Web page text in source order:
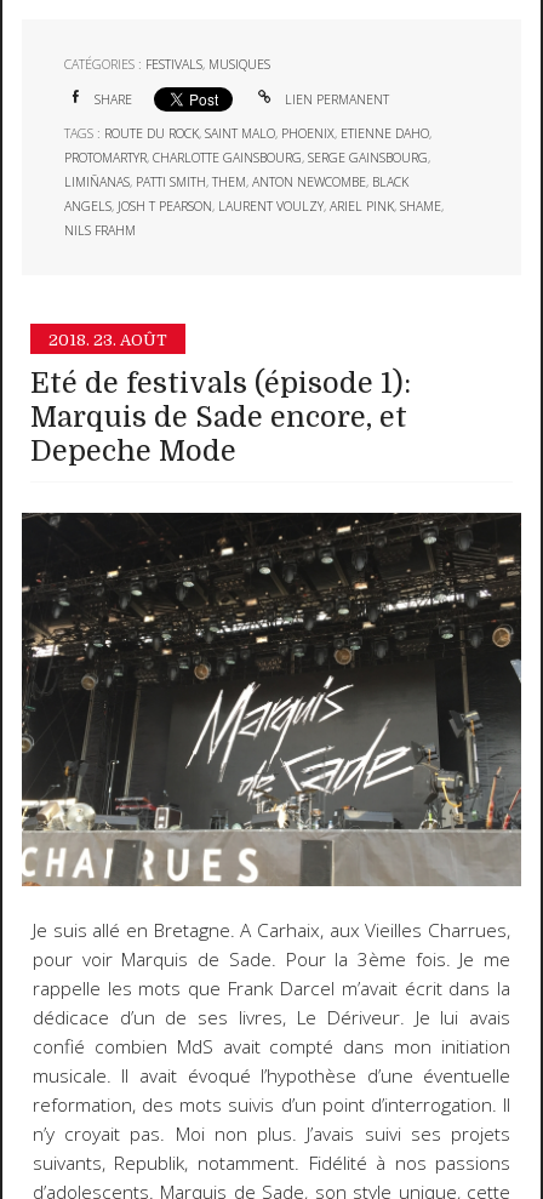
CATÉGORIES : FESTIVALS, MUSIQUES
SHARE LIEN PERMANENT
TAGS : ROUTE DU ROCK,SAINT MALO, PHOENIX, ETIENNE DAHO,
PROTOMARTYR,CHARLOTTE GAINSBOURG,SERGE GAINSBOURG,
LIMIÑANAS, PATTI SMITH,THEM,ANTON NEWCOMBE, BLACK
ANGELS, JOSH T PEARSON, LAURENT VOULZY,ARIEL PINK,SHAME,
NILS FRAHM
2018. 23. AOÛT
Eté de festivals (épisode 1):
Marquis de Sade encore, et
Depeche Mode
Je suis allé en Bretagne. A Carhaix, aux Vieilles Charrues,
pour voir Marquis de Sade. Pour la 3ème fois. Je me
rappelle les mots que Frank Darcel m’avait écrit dans la
dédicace d’un de ses livres, Le Dériveur. Je lui avais
confié combien MdS avait compté dans mon initiation
musicale. Il avait évoqué l’hypothèse d’une éventuelle
reformation, des mots suivis d’un point d’interrogation. Il
n’y croyait pas. Moi non plus. J’avais suivi ses projets
suivants, Republik, notamment. Fidélité à nos passions
d’adolescents. Marquis de Sade, son style unique, cette